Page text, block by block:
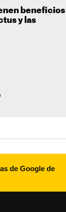
beneficios
y las
de Google de